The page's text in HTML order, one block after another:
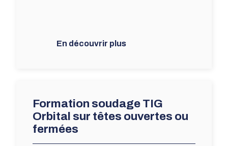
En découvrir plus
Formation soudage TIG
Orbital sur têtes ouvertes ou
fermées